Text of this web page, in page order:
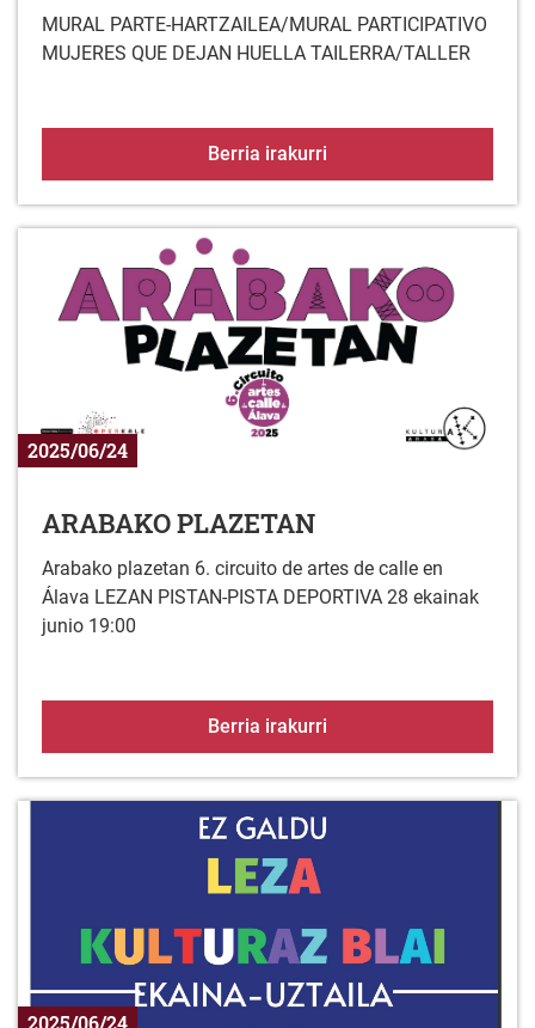
MURAL PARTE-HARTZAILEA/MURAL PARTICIPATIVO
MUJERES QUE DEJAN HUELLA TAILERRA/TALLER
Berria irakurri
2025/06/24
ARABAKO PLAZETAN
Arabako plazetan 6. circuito de artes de calle en
Álava LEZAN PISTAN-PISTA DEPORTIVA 28 ekainak
junio 19:00
Berria irakurri
2025/06/24